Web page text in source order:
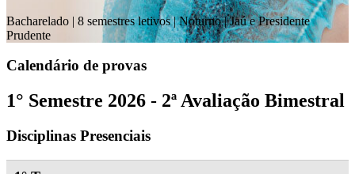
Bacharelado | 8 semestres letivos | Noturno| Jaú e Presidente
Prudente
Calendário de provas
1° Semestre 2026 - 2ª Avaliação Bimestral
Disciplinas Presenciais